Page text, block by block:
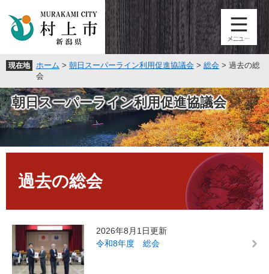
頭
す
。
飛
し
て
本
へ
現在地 ホーム > 朝日スーパーライン利用促進協議会 > 総会 > 過去の総
会
朝日スーパーライン利用促進協議会
過去の総会
2026年8月1日更新
令和8年度 総会